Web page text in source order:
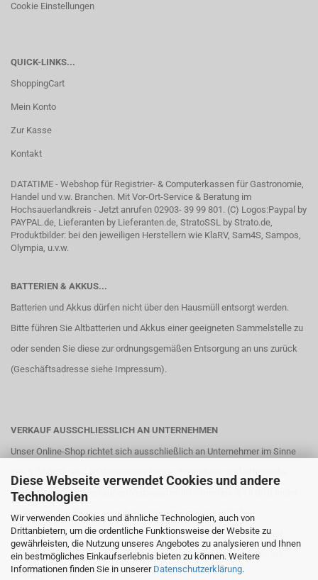
Diese Webseite verwendet Cookies und andere
Technologien
Wir verwenden Cookies und ähnliche Technologien, auch von
Drittanbietern, um die ordentliche Funktionsweise der Website zu
gewährleisten, die Nutzung unseres Angebotes zu analysieren und Ihnen
ein bestmögliches Einkaufserlebnis bieten zu können. Weitere
Informationen finden Sie in unserer Datenschutzerklärung.
Cookie Einstellungen
QUICK-LINKS...
ShoppingCart
Mein Konto
Zur Kasse
Kontakt
DATATIME - Webshop für Registrier- & Computerkassen für Gastronomie,
Handel und v.w. Branchen. Mit Vor-Ort-Service & Beratung im
Hochsauerlandkreis - Jetzt anrufen 02903- 39 99 801. (C) Logos:Paypal by
PAYPAL.de, Lieferanten by Lieferanten.de, StratoSSL by Strato.de,
Produktbilder: bei den jeweiligen Herstellern wie KlaRV, Sam4S, Sampos,
Olympia, u.v.w.
BATTERIEN & AKKUS...
Batterien und Akkus dürfen nicht über den Hausmüll entsorgt werden.
Bitte führen Sie Altbatterien und Akkus einer geeigneten Sammelstelle zu
oder senden Sie diese zur ordnungsgemäßen Entsorgung an uns zurück
(Geschäftsadresse siehe Impressum).
VERKAUF AUSSCHLIESSLICH AN UNTERNEHMEN
Unser Online-Shop richtet sich ausschließlich an Unternehmer im Sinne
Einrichtungen. Ein Verkauf an Verbraucher im Sinne des § 13 BGB findet
nicht statt. Alle Preise verstehen sich netto zzgl. gesetzlicher
Umsatzsteuer. Hinweis zur Nutzung: Die angebotenen Produkte sind
ausschließlich für den gewerblichen bzw. selbständigen beruflichen
Einsatz bestimmt.